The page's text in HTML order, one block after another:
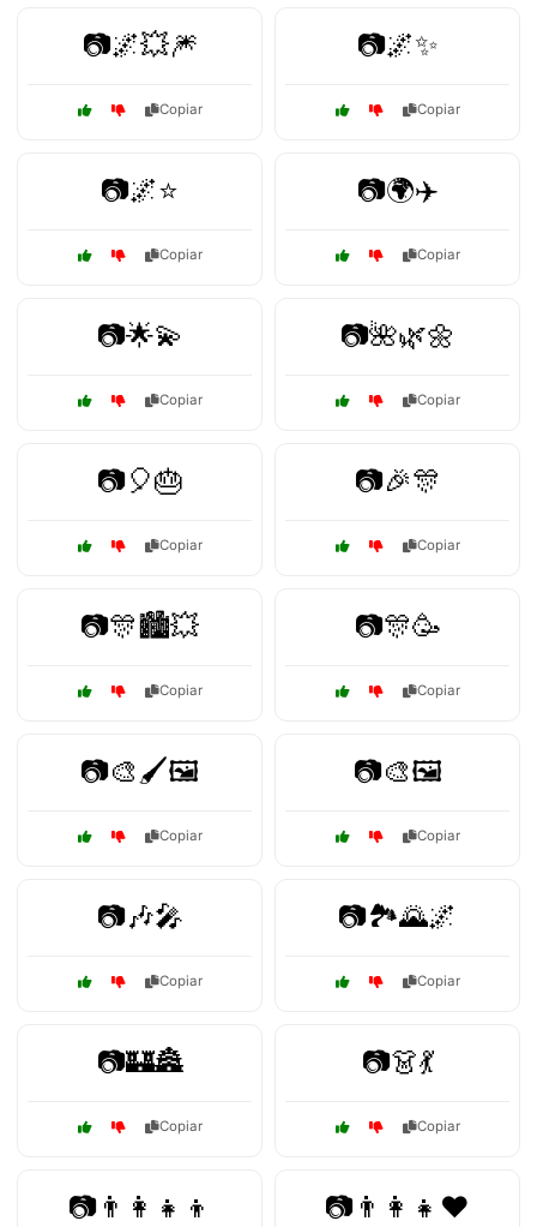
📷🌌💥🎆
Copiar
📷🌌✨
Copiar
📷🌌⭐
Copiar
📷🌍✈️
Copiar
📷🌟💫
Copiar
📷🌺🌿🌼
Copiar
📷🎈🎂
Copiar
📷🎉🎊
Copiar
📷🎊🏙️💥
Copiar
📷🎊🥳
Copiar
📷🎨🖌️🖼️
Copiar
📷🎨🖼️
Copiar
📷🎶🎤
Copiar
📷🏞️🌄🌌
Copiar
📷🏰🏯
Copiar
📷👗💃
Copiar
📷👨‍👩‍👧‍👦 📷👨‍👩‍👧❤️